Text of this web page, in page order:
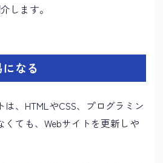
します。
なる
は、HTMLやCSS、プログラミン
くても、Webサイトを更新しや